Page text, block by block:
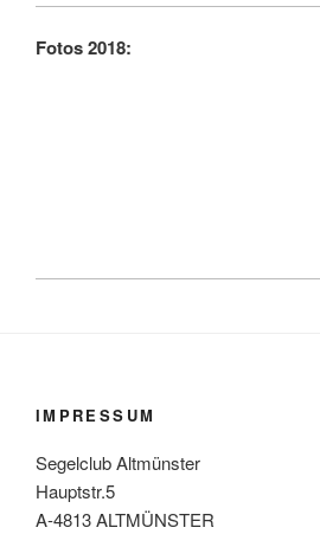
Fotos 2018:
IMPRESSUM
Segelclub Altmünster
Hauptstr.5
A-4813 ALTMÜNSTER